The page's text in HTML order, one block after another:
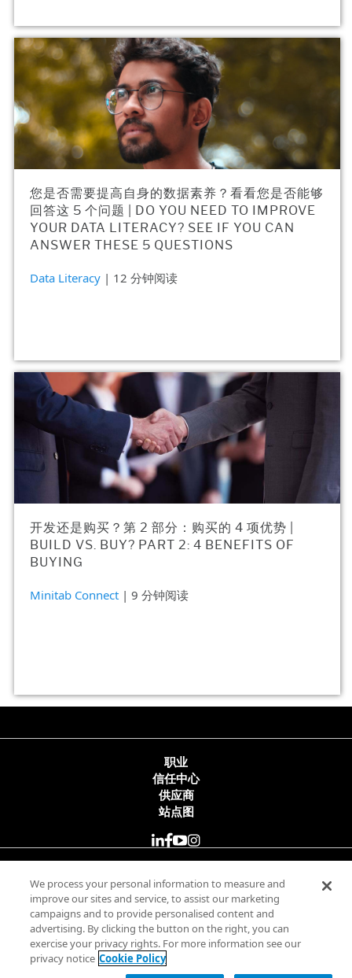
您是否需要提高自身的数据素养？看看您是否能够
回答这 5 个问题 | DO YOU NEED TO IMPROVE
YOUR DATA LITERACY? SEE IF YOU CAN
ANSWER THESE 5 QUESTIONS
Data Literacy | 12 分钟阅读
开发还是购买？第 2 部分：购买的 4 项优势 |
BUILD VS. BUY? PART 2: 4 BENEFITS OF
BUYING
Minitab Connect | 9 分钟阅读
职业
信任中心
供应商
站点图
© 2025 Minitab, LLC. All Rights Reserved.
使用条款
隐私政策
合法
We process your personal information to measure and
improve our sites and service, to assist our marketing
campaigns and to provide personalised content and
advertising. By clicking the button on the right, you can
exercise your privacy rights. For more information see our
privacy notice Cookie Policy